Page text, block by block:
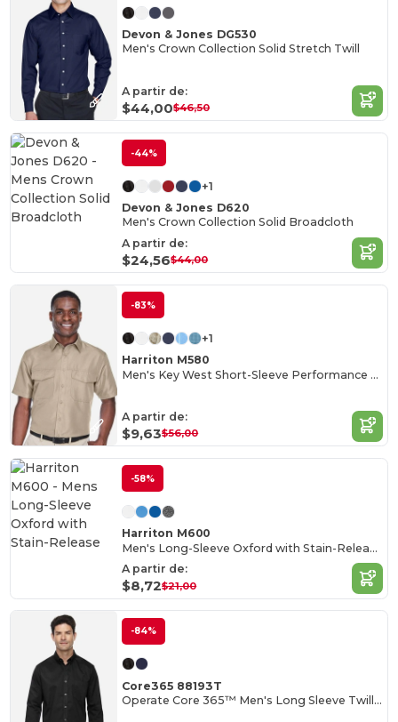
Devon & Jones DG530
Men's Crown Collection Solid Stretch Twill
A partir de:
$44,00$46,50
-44%
+1
Devon & Jones D620
Men's Crown Collection Solid Broadcloth
A partir de:
$24,56$44,00
-83%
+1
Harriton M580
Men's Key West Short-Sleeve Performance Staff Shirt
A partir de:
$9,63$56,00
-58%
Harriton M600
Men's Long-Sleeve Oxford with Stain-Release
A partir de:
$8,72$21,00
-84%
Core365 88193T
Operate Core 365™ Men's Long Sleeve Twill Shirts